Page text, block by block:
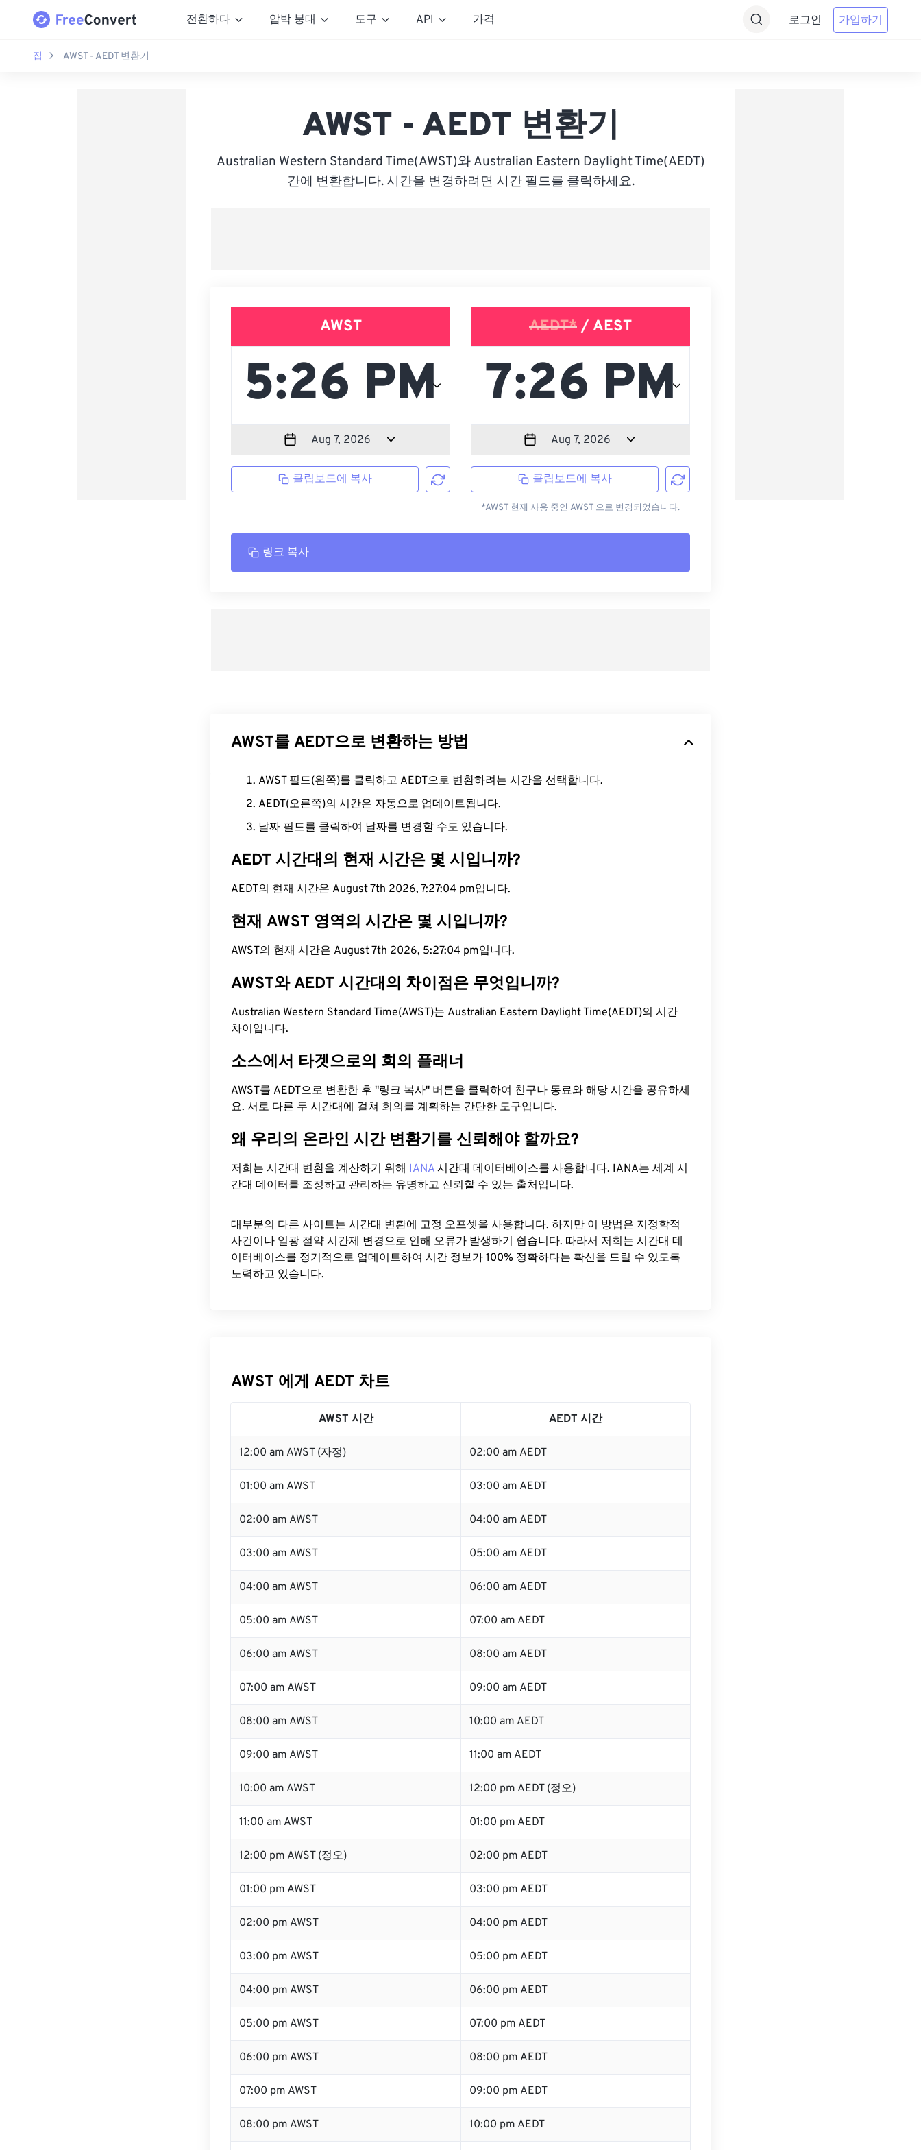
전환하다 압박 붕대 도구 API 가격 로그인 가입하기
집 AWST - AEDT 변환기
AWST - AEDT 변환기
Australian Western Standard Time(AWST)와 Australian Eastern Daylight Time(AEDT)
간에 변환합니다. 시간을 변경하려면 시간 필드를 클릭하세요.
AWST
클립보드에 복사
AEDT* / AEST
클립보드에 복사
*AWST 현재 사용 중인 AWST 으로 변경되었습니다.
링크 복사
AWST를 AEDT으로 변환하는 방법
AWST 필드(왼쪽)를 클릭하고 AEDT으로 변환하려는 시간을 선택합니다.
AEDT(오른쪽)의 시간은 자동으로 업데이트됩니다.
날짜 필드를 클릭하여 날짜를 변경할 수도 있습니다.
AEDT 시간대의 현재 시간은 몇 시입니까?
AEDT의 현재 시간은 August 7th 2026, 7:27:05 pm입니다.
현재 AWST 영역의 시간은 몇 시입니까?
AWST의 현재 시간은 August 7th 2026, 5:27:05 pm입니다.
AWST와 AEDT 시간대의 차이점은 무엇입니까?
Australian Western Standard Time(AWST)는 Australian Eastern Daylight Time(AEDT)의 시간
차이입니다.
소스에서 타겟으로의 회의 플래너
AWST를 AEDT으로 변환한 후 "링크 복사" 버튼을 클릭하여 친구나 동료와 해당 시간을 공유하세
요. 서로 다른 두 시간대에 걸쳐 회의를 계획하는 간단한 도구입니다.
왜 우리의 온라인 시간 변환기를 신뢰해야 할까요?
저희는 시간대 변환을 계산하기 위해 IANA 시간대 데이터베이스를 사용합니다. IANA는 세계 시
간대 데이터를 조정하고 관리하는 유명하고 신뢰할 수 있는 출처입니다.
대부분의 다른 사이트는 시간대 변환에 ​​고정 오프셋을 사용합니다. 하지만 이 방법은 지정학적
사건이나 일광 절약 시간제 변경으로 인해 오류가 발생하기 쉽습니다. 따라서 저희는 시간대 데
이터베이스를 정기적으로 업데이트하여 시간 정보가 100% 정확하다는 확신을 드릴 수 있도록
노력하고 있습니다.
AWST 에게 AEDT 차트
AWST 시간 AEDT 시간
12:00 am AWST (자정) 02:00 am AEDT
01:00 am AWST 03:00 am AEDT
02:00 am AWST 04:00 am AEDT
03:00 am AWST 05:00 am AEDT
04:00 am AWST 06:00 am AEDT
05:00 am AWST 07:00 am AEDT
06:00 am AWST 08:00 am AEDT
07:00 am AWST 09:00 am AEDT
08:00 am AWST 10:00 am AEDT
09:00 am AWST 11:00 am AEDT
10:00 am AWST 12:00 pm AEDT (정오)
11:00 am AWST 01:00 pm AEDT
12:00 pm AWST (정오) 02:00 pm AEDT
01:00 pm AWST 03:00 pm AEDT
02:00 pm AWST 04:00 pm AEDT
03:00 pm AWST 05:00 pm AEDT
04:00 pm AWST 06:00 pm AEDT
05:00 pm AWST 07:00 pm AEDT
06:00 pm AWST 08:00 pm AEDT
07:00 pm AWST 09:00 pm AEDT
08:00 pm AWST 10:00 pm AEDT